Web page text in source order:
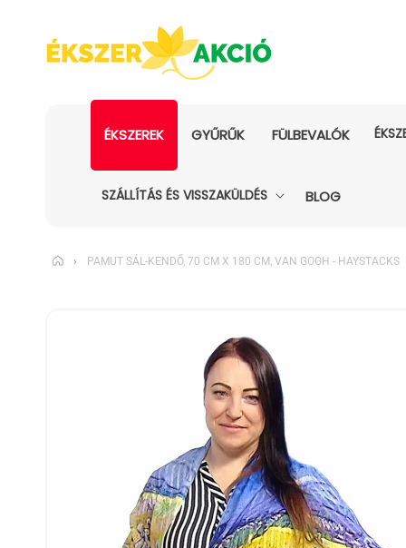
ÉKSZEREK GYŰRŰK FÜLBEVALÓK
SZÁLLÍTÁS ÉS VISSZAKÜLDÉS BLOG
› PAMUT SÁL-KENDŐ, 70 CM X 180 CM, VAN GOGH - HAYSTACKS